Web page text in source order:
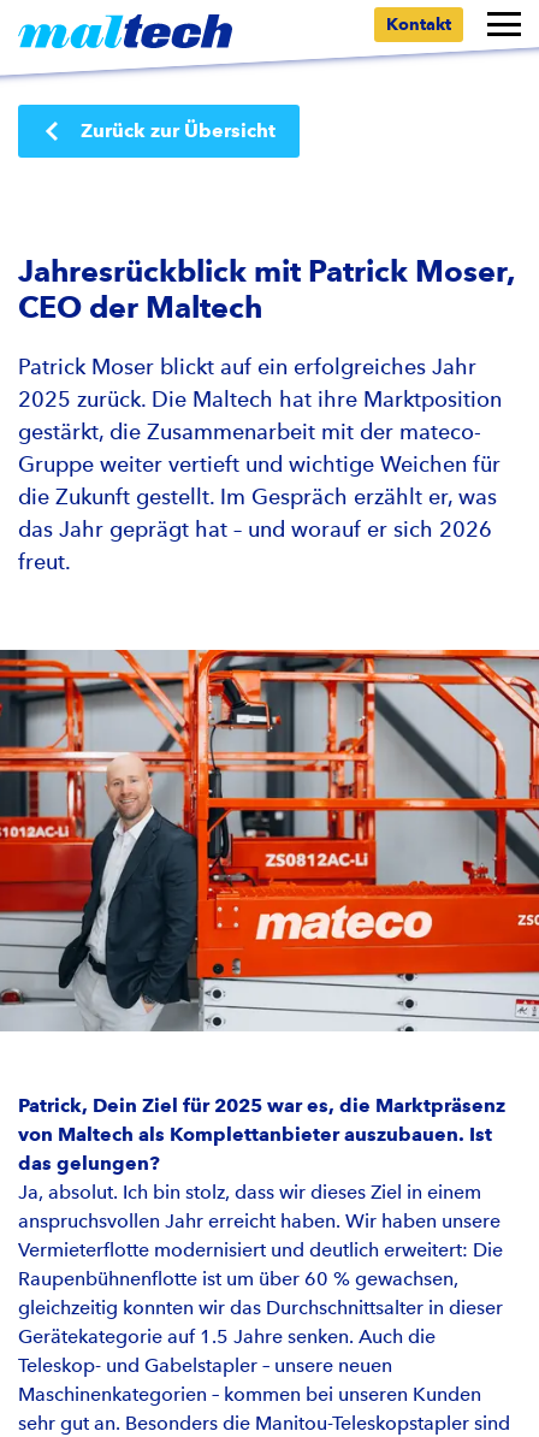
Kontakt
Zurück zur Übersicht
Jahresrückblick mit Patrick Moser,
CEO der Maltech
Patrick Moser blickt auf ein erfolgreiches Jahr
2025 zurück. Die Maltech hat ihre Marktposition
gestärkt, die Zusammenarbeit mit der mateco-
Gruppe weiter vertieft und wichtige Weichen für
die Zukunft gestellt. Im Gespräch erzählt er, was
das Jahr geprägt hat – und worauf er sich 2026
freut.
Patrick, Dein Ziel für 2025 war es, die Marktpräsenz
von Maltech als Komplettanbieter auszubauen. Ist
das gelungen?
Ja, absolut. Ich bin stolz, dass wir dieses Ziel in einem
anspruchsvollen Jahr erreicht haben. Wir haben unsere
Vermieterflotte modernisiert und deutlich erweitert: Die
Raupenbühnenflotte ist um über 60 % gewachsen,
gleichzeitig konnten wir das Durchschnittsalter in dieser
Gerätekategorie auf 1.5 Jahre senken. Auch die
Teleskop- und Gabelstapler – unsere neuen
Maschinenkategorien – kommen bei unseren Kunden
sehr gut an. Besonders die Manitou-Teleskopstapler sind